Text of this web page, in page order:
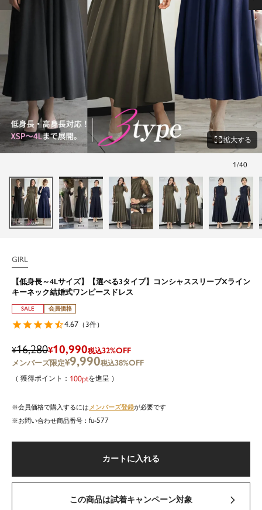
zoom_out_map拡大する
1/40
GIRL
【低身長～4Lサイズ】【選べる3タイプ】コンシャススリーブXライン
キーネック結婚式ワンピースドレス
SALE 会員価格
4.67 （ 3件）
¥16,280¥10,990税込32%OFF
¥9,990税込38%OFF
100 を進呈
会員価格で購入するには メンバーズ登録が必要です
商品番号
fu-577
カートに入れる
この商品は試着キャンペーン対象